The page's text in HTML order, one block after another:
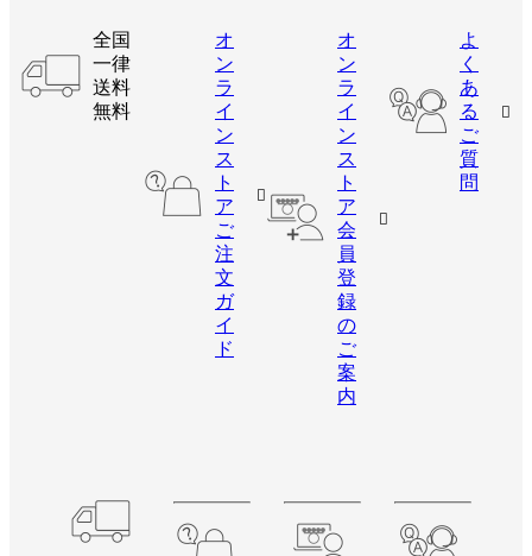
全国
一律
送料
無料
オ
ン
ラ
イ
ン
ス
ト
ア
ご
注
文
ガ
イ
ド
オ
ン
ラ
イ
ン
ス
ト
ア
会
員
登
録
の
ご
案
内
よ
く
あ
る
ご
質
問